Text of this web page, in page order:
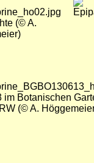
(© A.
Bild
im Botanischen
(© A.